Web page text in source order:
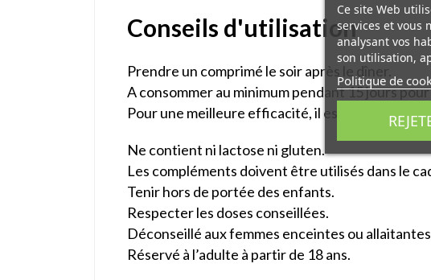
Conseils d'utilisation
Prendre un comprimé le soir après le dîner.
A consommer au minimum pendant 15 jours
Pour une meilleure efficacité, il est
Ne contient ni lactose ni gluten.
Les compléments doivent être utilisés dans le
Tenir hors de portée des enfants.
Respecter les doses conseillées.
Déconseillé aux femmes enceintes ou
Réservé à l’adulte à partir de 18 ans.
Ce site Web
services et vous
analysant vos
son utilisation,
Politique de